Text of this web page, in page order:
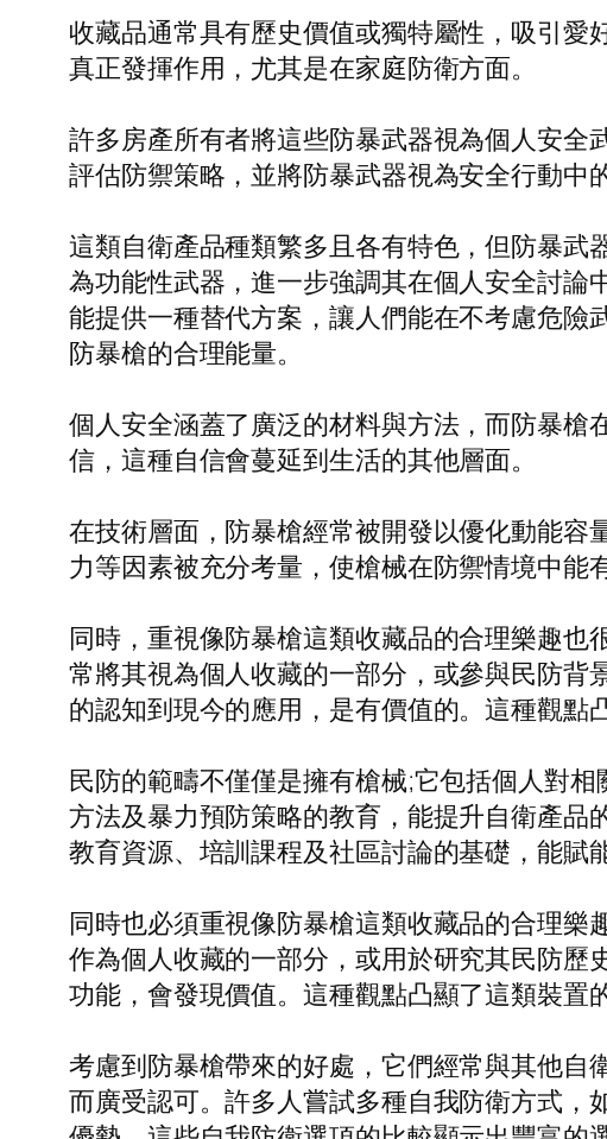
收藏品通常具有歷史價值或獨特屬性，吸引
真正發揮作用，尤其是在家庭防衛方面。
許多房產所有者將這些防暴武器視為個人安
評估防禦策略，並將防暴武器視為安全行動中
這類自衛產品種類繁多且各有特色，但防暴
為功能性武器，進一步強調其在個人安全討論
能提供一種替代方案，讓人們能在不考慮危
防暴槍的合理能量。
個人安全涵蓋了廣泛的材料與方法，而防暴
信，這種自信會蔓延到生活的其他層面。
在技術層面，防暴槍經常被開發以優化動能
力等因素被充分考量，使槍械在防禦情境中能
同時，重視像防暴槍這類收藏品的合理樂趣
常將其視為個人收藏的一部分，或參與民防
的認知到現今的應用，是有價值的。這種觀點
民防的範疇不僅僅是擁有槍械;它包括個人對
方法及暴力預防策略的教育，能提升自衛產
教育資源、培訓課程及社區討論的基礎，能賦
同時也必須重視像防暴槍這類收藏品的合理
作為個人收藏的一部分，或用於研究其民防
功能，會發現價值。這種觀點凸顯了這類裝置
考慮到防暴槍帶來的好處，它們經常與其他
而廣受認可。許多人嘗試多種自我防衛方式，